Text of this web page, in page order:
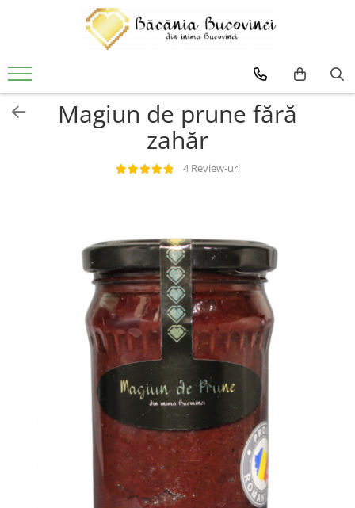
Zacusca
Desert
Magiun de prune fără
zahăr
4 Review-uri